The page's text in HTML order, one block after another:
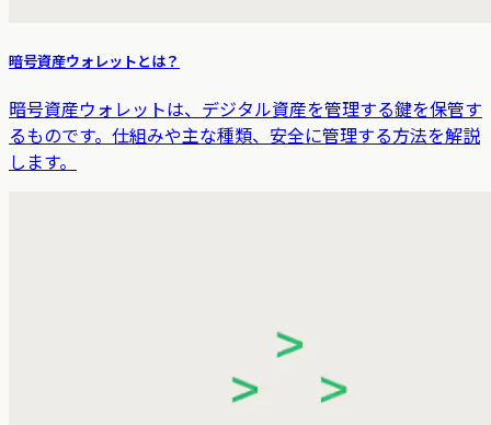
暗号資産ウォレットとは？
暗号資産ウォレットは、デジタル資産を管理する鍵を保管す
るものです。仕組みや主な種類、安全に管理する方法を解説
します。